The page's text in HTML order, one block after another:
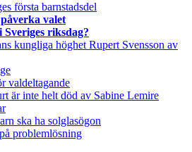
första barnstadsdel
valet
riksdag?
kungliga höghet Rupert Svensson av
valdeltagande
är inte helt död av Sabine Lemire
ska ha solglasögon
problemlösning